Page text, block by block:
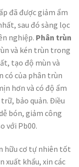
đã được giảm ẩm
sau đó sàng lọc
nghiệp. Phân trùn
và kén trùn trong
tạo độ mùn và
có của phân trùn
hơn và có độ ẩm
bảo quản. Điều
bón, giảm công
với Pb00.
hữu cơ tự nhiên tốt
xuất khẩu, xin các